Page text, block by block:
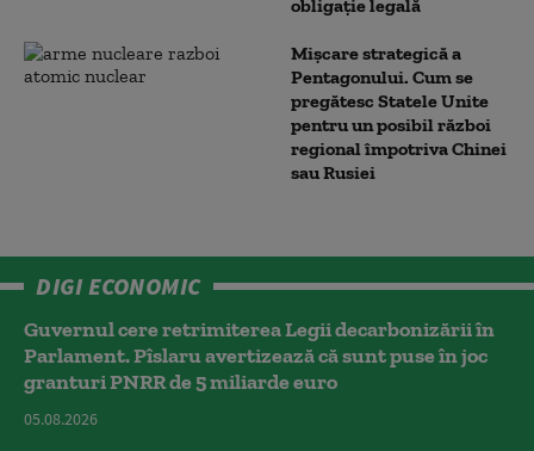
obligație legală
Mișcare strategică a
Pentagonului. Cum se
pregătesc Statele Unite
pentru un posibil război
regional împotriva Chinei
sau Rusiei
DIGI ECONOMIC
Guvernul cere retrimiterea Legii decarbonizării în
Parlament. Pîslaru avertizează că sunt puse în joc
granturi PNRR de 5 miliarde euro
05.08.2026